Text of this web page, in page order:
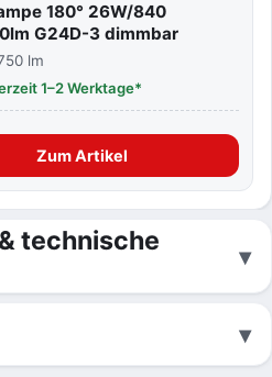
180° 26W/840
G24D-3 dimmbar
lm
1–2 Werktage*
Zum Artikel
technische